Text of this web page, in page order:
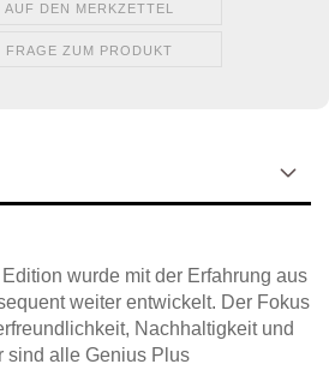
AUF DEN MERKZETTEL
FRAGE ZUM PRODUKT
wurde mit der Erfahrung aus
weiter entwickelt. Der Fokus
Nachhaltigkeit und
sind alle Genius Plus